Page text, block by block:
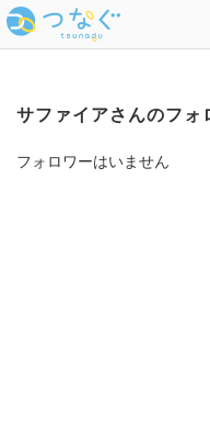
サファイアさんのフォ
フォロワーはいません